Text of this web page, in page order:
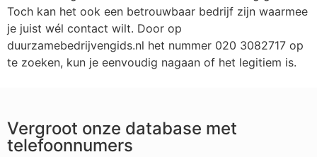
Toch kan het ook een betrouwbaar bedrijf zijn waarmee
je juist wél contact wilt. Door op
duurzamebedrijvengids.nl het nummer 020 3082717 op
te zoeken, kun je eenvoudig nagaan of het legitiem is.
Vergroot onze database met
telefoonnumers